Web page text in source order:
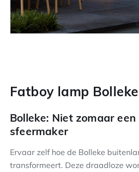
Fatboy lamp
Bolleke: Niet zomaar
sfeermaker
Ervaar zelf hoe de Bolleke
transformeert. Deze draadloze